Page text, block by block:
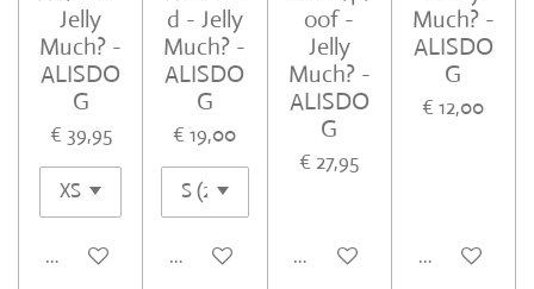
Jelly
Much? -
ALISDO
G
€ 39,95
In winkelwagen
d - Jelly
Much? -
ALISDO
G
€ 19,00
In winkelwagen
oof -
Jelly
Much? -
ALISDO
G
€ 27,95
In winkelwagen
Much? -
ALISDO
G
€ 12,00
In